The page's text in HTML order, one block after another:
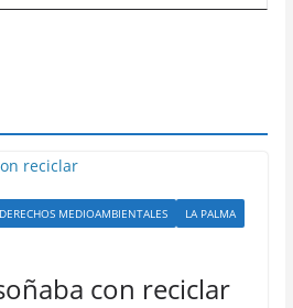
DERECHOS MEDIOAMBIENTALES
LA PALMA
con reciclar